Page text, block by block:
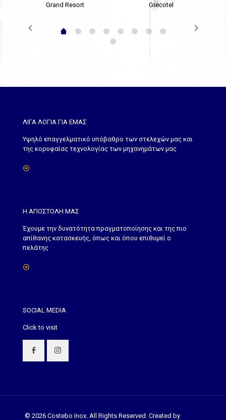
Grand Resort Grecotel
ΛΙΓΑ ΛΟΓΙΑ ΓΙΑ ΕΜΑΣ
Yψηλό επαγγελματικό υπόβαθρο των στελεχών μας και
της κορυφαίας τεχνολογίας των μηχανημάτων μας
Η ΑΠΟΣΤΟΛΗ ΜΑΣ
Έχουμε την δυνατότητα πραγματοποίησης και της πιο
απίθανης κατασκευής, όπως και όπου επιθυμεί ο
πελάτης
SOCIAL MEDIA
Click to visit
© 2026 Costebo Inox. All Rights Reserved. Created by